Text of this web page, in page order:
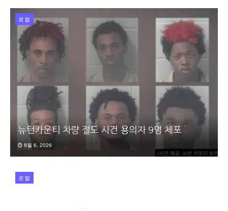
로컬
뉴턴카운티 차량 절도 사건 용의자 9명 체포
8월 6, 2026
로컬